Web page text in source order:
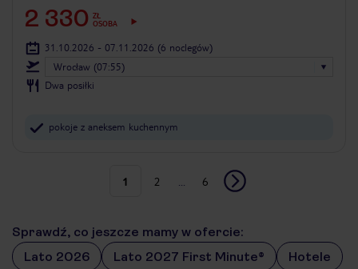
2 330 ZŁ
OSOBA
31.10.2026 - 07.11.2026 (6 noclegów)
Wrocław (07:55)
Dwa posiłki
pokoje z aneksem kuchennym
1 2 6
Sprawdź, co jeszcze mamy w ofercie:
Lato 2026
Lato 2027 First Minute®
Hotele